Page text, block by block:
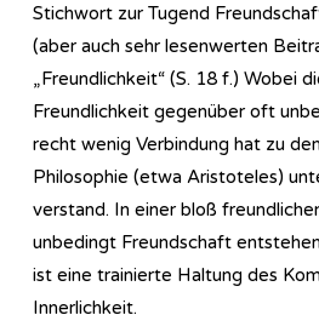
Stichwort zur Tugend
(aber auch sehr lesenwerten
„Freundlichkeit“ (S. 18 f.) Wobei
Freundlichkeit gegenüber oft
recht wenig Verbindung hat zu
Philosophie (etwa Aristoteles)
verstand. In einer bloß
unbedingt Freundschaft
ist eine trainierte Haltung des
Innerlichkeit.